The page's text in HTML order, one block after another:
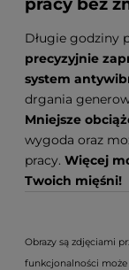
Długie godziny
precyzyjnie
system
drgania
Mniejsze
wygoda oraz
pracy. Więcej
Twoich mięśni!
Obrazy są zdjęciami
funkcjonalności